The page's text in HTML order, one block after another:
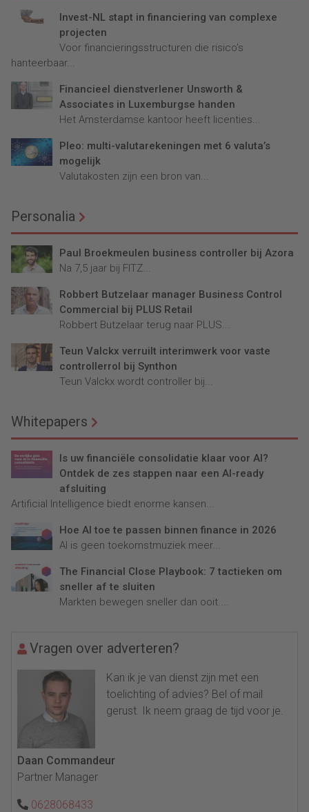
Invest-NL stapt in financiering van complexe
projecten
Voor financieringsstructuren die risico’s
hanteerbaar...
Financieel dienstverlener Unsworth &
Associates in Luxemburgse handen
Het Amsterdamse kantoor heeft licenties...
Pleo: multi-valutarekeningen met 6 valuta’s
mogelijk
Valutakosten zijn een bron van...
Personalia
Paul Broekmeulen business controller bij Azora
Na 7,5 jaar bij FITZ...
Robbert Butzelaar manager Business Control
Commercial bij PLUS Retail
Robbert Butzelaar terug naar PLUS...
Teun Valckx verruilt interimwerk voor vaste
controllerrol bij Synthon
Teun Valckx wordt controller bij...
Whitepapers
Is uw financiële consolidatie klaar voor AI?
Ontdek de zes stappen naar een AI-ready
afsluiting
Artificial Intelligence biedt enorme kansen...
Hoe AI toe te passen binnen finance in 2026
AI is geen toekomstmuziek meer...
The Financial Close Playbook: 7 tactieken om
sneller af te sluiten
Markten bewegen sneller dan ooit....
Vragen over adverteren?
Kan ik je van dienst zijn met een
toelichting of advies? Bel of mail
gerust. Ik neem graag de tijd voor je.
Daan Commandeur
Partner Manager
0628068433